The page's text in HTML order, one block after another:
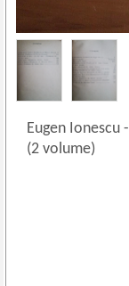
Eugen Ionescu-
(2 volume)